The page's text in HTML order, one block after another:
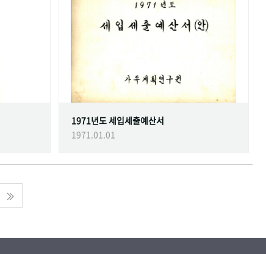
1971년도 세입세출예산서
1971.01.01